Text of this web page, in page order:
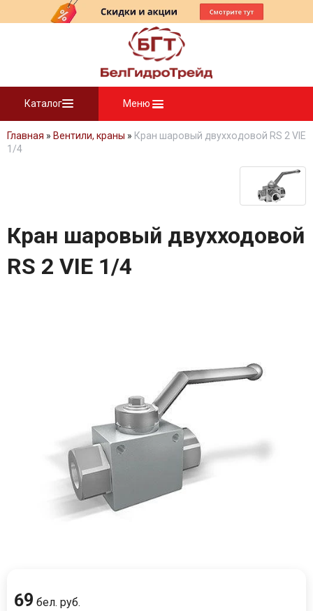
Каталог Меню
Главная » Вентили, краны » Кран шаровый двухходовой RS 2 VIE
1/4
Кран шаровый двухходовой
RS 2 VIE 1/4
69 бел. руб.